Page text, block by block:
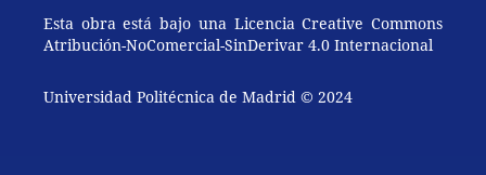
Esta obra está bajo una Licencia Creative Commons
Atribución-NoComercial-SinDerivar 4.0 Internacional
Universidad Politécnica de Madrid © 2024